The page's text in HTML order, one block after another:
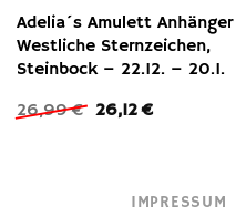
Adelia´s Amulett Anhänger
Westliche Sternzeichen,
Steinbock – 22.12. – 20.1.
26,99€ Ursprünglicher
26,12€Aktueller
IMPRESSUM